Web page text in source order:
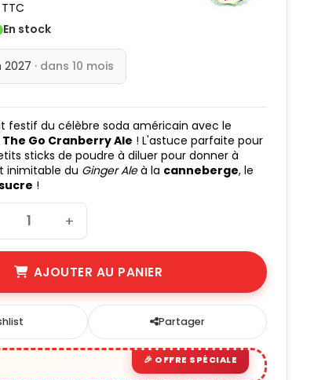
TTC
En stock
2027 · dans 10 mois
festif du célèbre soda américain avec le
Go Cranberry Ale ! L'astuce parfaite pour
sticks de poudre à diluer pour donner à
inimitable du Ginger Aleà la canneberge, le
!
+
AJOUTER AU PANIER
Partager